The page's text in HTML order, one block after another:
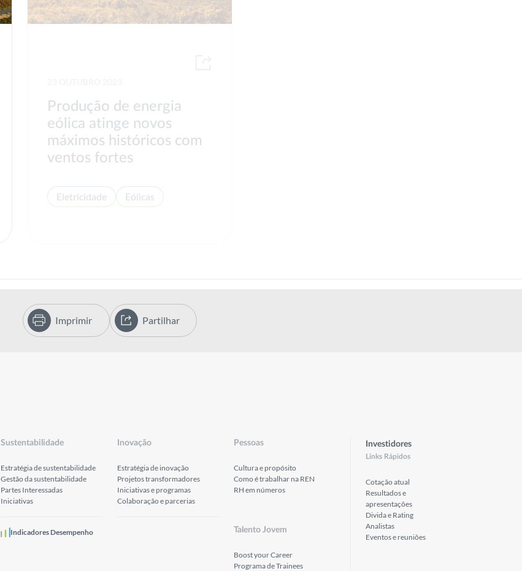
Produção de energia
eólica atinge novos
máximos históricos com
ventos fortes
Eletricidade Eólicas
Imprimir Partilhar
Sustentabilidade
Estratégia de sustentabilidade
Gestão da sustentabilidade
Partes Interessadas
Iniciativas
Indicadores Desempenho
Inovação
Estratégia de inovação
Projetos transformadores
Iniciativas e programas
Colaboração e parcerias
Pessoas
Cultura e propósito
Como é trabalhar na REN
RH em números
Talento Jovem
Boost your Career
Programa de Trainees
Investidores
Links Rápidos
Cotação atual
Resultados e
apresentações
Divida e Rating
Analistas
Eventos e reuniões